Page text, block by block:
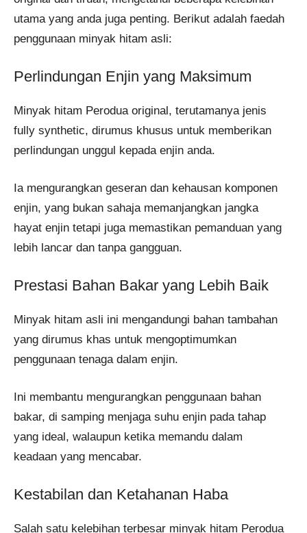
utama yang anda juga penting. Berikut adalah faedah
penggunaan minyak hitam asli:
Perlindungan Enjin yang Maksimum
Minyak hitam Perodua original, terutamanya jenis
fully synthetic, dirumus khusus untuk memberikan
perlindungan unggul kepada enjin anda.
Ia mengurangkan geseran dan kehausan komponen
enjin, yang bukan sahaja memanjangkan jangka
hayat enjin tetapi juga memastikan pemanduan yang
lebih lancar dan tanpa gangguan.
Prestasi Bahan Bakar yang Lebih Baik
Minyak hitam asli ini mengandungi bahan tambahan
yang dirumus khas untuk mengoptimumkan
penggunaan tenaga dalam enjin.
Ini membantu mengurangkan penggunaan bahan
bakar, di samping menjaga suhu enjin pada tahap
yang ideal, walaupun ketika memandu dalam
keadaan yang mencabar.
Kestabilan dan Ketahanan Haba
Salah satu kelebihan terbesar minyak hitam Perodua